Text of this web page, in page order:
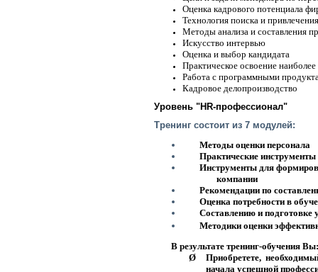
Оценка кадрового потенциала
Технология поиска и
Методы анализа и составления
Искусство интервью
Оценка и выбор кандидата
Практическое освоение
Работа с программными
Кадровое делопроизводство
Уровень "HR-профессионал"
Тренинг состоит из 7 модулей:
Методы оценки персонала
Практические инструменты
Инструменты для
компании
Рекомендации по
Оценка потребности в
Составлению и подготовке
Методики оценки
В результате тренинг-обучения Вы:
Ø
Приобретете,
начала успешной